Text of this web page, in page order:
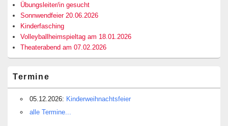
Übungsleiter/in gesucht
Sonnwendfeier 20.06.2026
Kinderfasching
Volleyballheimspieltag am 18.01.2026
Theaterabend am 07.02.2026
Termine
05.12.2026: Kinderweihnachtsfeier
alle Termine...